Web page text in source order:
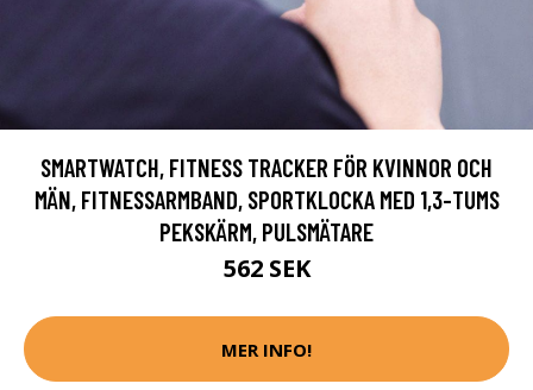
SMARTWATCH, FITNESS TRACKER FÖR KVINNOR OCH
MÄN, FITNESSARMBAND, SPORTKLOCKA MED 1,3-TUMS
PEKSKÄRM, PULSMÄTARE
562 SEK
MER INFO!